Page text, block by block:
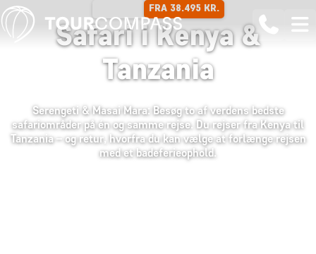
FRA 38.495 KR.
Safari i Kenya &
Tanzania
Serengeti & Masai Mara: Besøg to af verdens bedste
safariområder på én og samme rejse. Du rejser fra Kenya til
Tanzania – og retur, hvorfra du kan vælge at forlænge rejsen
med et badeferieophold.